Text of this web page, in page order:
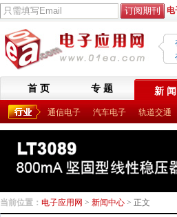
电
首 页 专 题 新 闻
通信电子 汽车电子 轨道交通
当前位置： 电子应用网 > 新闻中心 > 正文